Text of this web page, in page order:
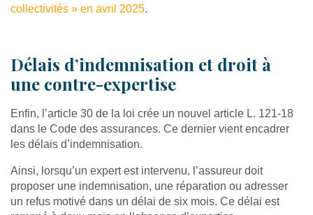
collectivités » en avril 2025.
Délais d’indemnisation et droit à
une contre-expertise
Enfin, l’article 30 de la loi crée un nouvel article L. 121-18
dans le Code des assurances. Ce dernier vient encadrer
les délais d’indemnisation.
Ainsi, lorsqu’un expert est intervenu, l’assureur doit
proposer une indemnisation, une réparation ou adresser
un refus motivé dans un délai de six mois. Ce délai est